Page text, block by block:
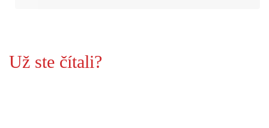
Už ste čítali?